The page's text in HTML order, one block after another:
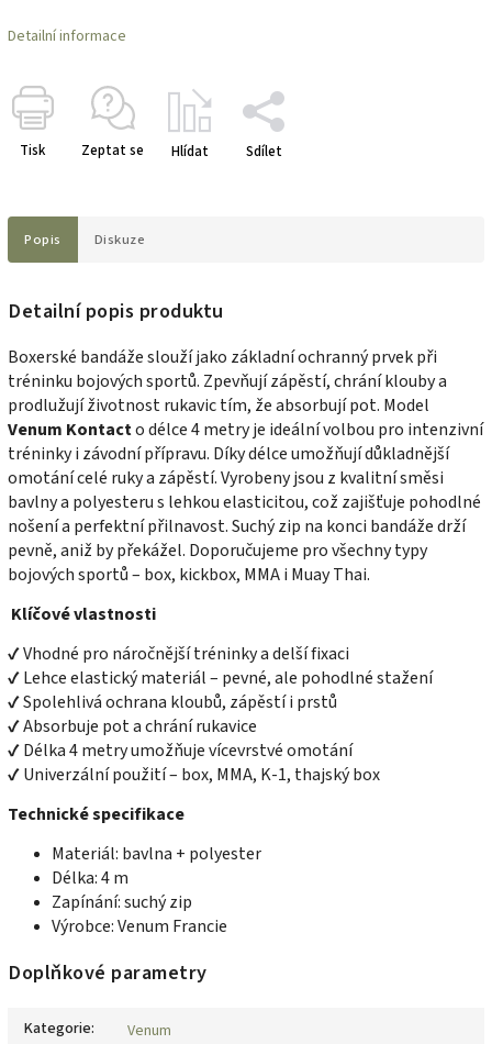
Detailní informace
Tisk Zeptat se Hlídat Sdílet
Popis Diskuze
Detailní popis produktu
Boxerské bandáže slouží jako základní ochranný prvek při
tréninku bojových sportů. Zpevňují zápěstí, chrání klouby a
prodlužují životnost rukavic tím, že absorbují pot. Model
Venum Kontacto délce 4 metry je ideální volbou pro intenzivní
tréninky i závodní přípravu. Díky délce umožňují důkladnější
omotání celé ruky a zápěstí. Vyrobeny jsou z kvalitní směsi
bavlny a polyesteru s lehkou elasticitou, což zajišťuje pohodlné
nošení a perfektní přilnavost. Suchý zip na konci bandáže drží
pevně, aniž by překážel. Doporučujeme pro všechny typy
bojových sportů – box, kickbox, MMA i Muay Thai.
Klíčové vlastnosti
✔ Vhodné pro náročnější tréninky a delší fixaci
✔ Lehce elastický materiál – pevné, ale pohodlné stažení
✔ Spolehlivá ochrana kloubů, zápěstí i prstů
✔ Absorbuje pot a chrání rukavice
✔ Délka 4 metry umožňuje vícevrstvé omotání
✔ Univerzální použití – box, MMA, K-1, thajský box
Technické specifikace
Materiál: bavlna + polyester
Délka: 4 m
Zapínání: suchý zip
Výrobce: Venum Francie
Doplňkové parametry
Kategorie:
Venum